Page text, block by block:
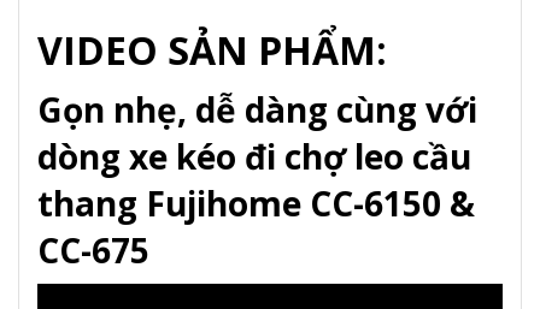
VIDEO SẢN PHẨM:
Gọn nhẹ, dễ dàng cùng với
dòng xe kéo đi chợ leo cầu
thang Fujihome CC-6150 &
CC-675